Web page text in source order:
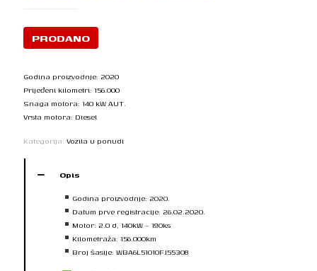
PRODANO
Godina proizvodnje: 2020
Prijeđeni kilometri: 156.000
Snaga motora: 140 kW AUT.
Vrsta motora: Diesel
Kategorija: Vozila u ponudi
Opis
Godina proizvodnje: 2020.
Datum prve registracije: 26.02.2020.
Motor: 2.0 d, 140kW – 190ks
Kilometraža: 156.000km
Broj šasije: WBA6L51010FJ55308